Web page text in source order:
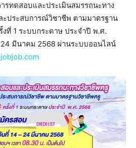
รทดสอบและประเมินสมรรถนะทาง
ประสบการณ์วิชาชีพ ตามมาตรฐาน
ที่ 1 ระบบกระดาษ ประจำปี พ.ศ.
24 มีนาคม 2568 ผ่านระบบออนไลน์